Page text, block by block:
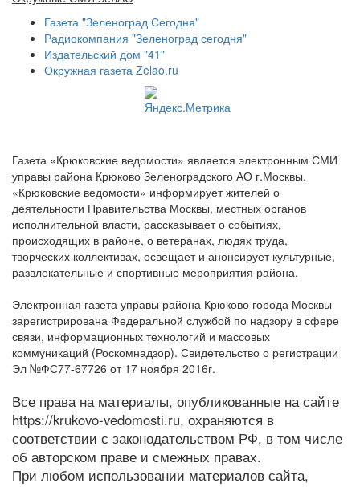
Газета "Зеленоград Сегодня"
Радиокомпания "Зеленоград сегодня"
Издательский дом "41"
Окружная газета Zelao.ru
Газета «Крюковские ведомости» является электронным СМИ
управы района Крюково Зеленоградского АО г.Москвы.
«Крюковские ведомости» информирует жителей о
деятельности Правительства Москвы, местных органов
исполнительной власти, рассказывает о событиях,
происходящих в районе, о ветеранах, людях труда,
творческих коллективах, освещает и анонсирует культурные,
развлекательные и спортивные мероприятия района.
Электронная газета управы района Крюково города Москвы
зарегистрирована Федеральной службой по надзору в сфере
связи, информационных технологий и массовых
коммуникаций (Роскомнадзор). Свидетельство о регистрации
Эл №ФС77-67726 от 17 ноября 2016г.
Все права на материалы, опубликованные на сайте
https://krukovo-vedomosti.ru, охраняются в
соответствии с законодательством РФ, в том числе
об авторском праве и смежных правах.
При любом использовании материалов сайта,